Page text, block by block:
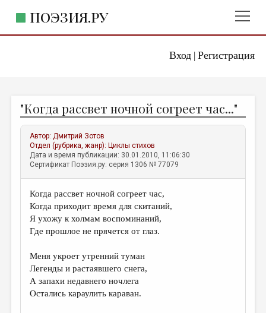
Вход| Регистрация
ПОЭЗИЯ.РУ
ЖАНРЫ
АВТОРЫ
КОММЕНТАРИИ
ЛИТСАЛОН
НОВОСТИ
ПРАВИЛА САЙТА
ИЗБРАННОЕ
ДАЙДЖЕСТ
"Когда рассвет ночной согреет час..."
Автор:Дмитрий Зотов
Отдел (рубрика, жанр): Циклы стихов
Дата и время публикации: 30.01.2010, 11:06:30
Сертификат Поэзия.ру: серия 1306 № 77079
Когда рассвет ночной согреет час,
Когда приходит время для скитаний,
Я ухожу к холмам воспоминаний,
Где прошлое не прячется от глаз.
Меня укроет утренний туман
Легенды и растаявшего снега,
А запахи недавнего ночлега
Остались караулить караван.